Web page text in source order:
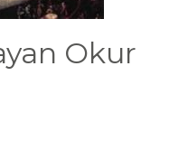
Okur